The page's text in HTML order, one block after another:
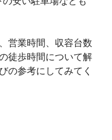
営業時間、収容台数
徒歩時間について解
の参考にしてみてく